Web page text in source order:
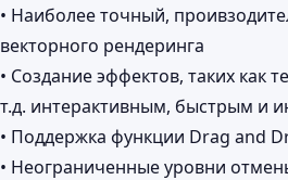
• Наиболее точный,
векторного рендеринга
• Создание эффектов, таких как
т.д. интерактивным, быстрым и
• Поддержка функции Drag and
• Неограниченные уровни